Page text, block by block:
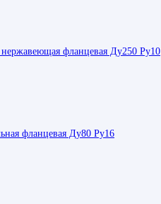
фланцевая Ду250 Ру10
фланцевая Ду80 Ру16